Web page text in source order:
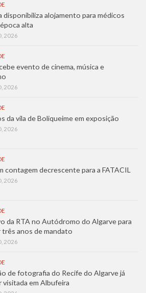
disponibiliza alojamento para médicos
alta
2026
evento de cinema, música e
2026
da vila de Boliqueime em exposição
2026
contagem decrescente para a FATACIL
2026
da RTA no Autódromo do Algarve para
três anos de mandato
2026
de fotografia do Recife do Algarve já
visitada em Albufeira